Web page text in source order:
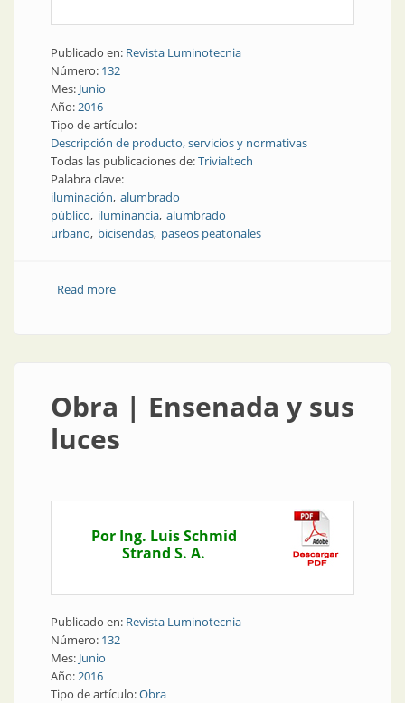
Publicado en: Revista Luminotecnia
Número: 132
Mes: Junio
Año:2016
Tipo de artículo:
Descripción de producto, servicios y normativas
Todas las publicaciones de:Trivialtech
Palabra clave:
iluminación alumbrado
público iluminancia alumbrado
urbano bicisendas paseos peatonales
Read moreabout Producto | Iluminación de bicisendas y paseos
Obra | Ensenada y sus
luces
Por Ing. Luis Schmid
Strand S. A.
Publicado en: Revista Luminotecnia
Número: 132
Mes: Junio
Año:2016
Tipo de artículo:Obra